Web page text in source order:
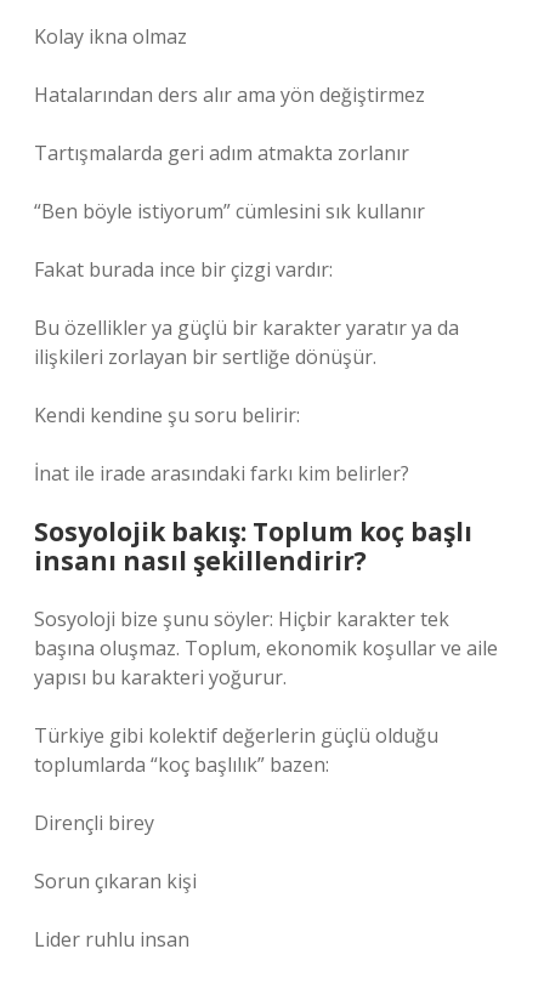
Kolay ikna olmaz
Hatalarından ders alır ama yön değiştirmez
Tartışmalarda geri adım atmakta zorlanır
“Ben böyle istiyorum” cümlesini sık kullanır
Fakat burada ince bir çizgi vardır:
Bu özellikler ya güçlü bir karakter yaratır ya da
ilişkileri zorlayan bir sertliğe dönüşür.
Kendi kendine şu soru belirir:
İnat ile irade arasındaki farkı kim belirler?
Sosyolojik bakış: Toplum koç başlı
insanı nasıl şekillendirir?
Sosyoloji bize şunu söyler: Hiçbir karakter tek
başına oluşmaz. Toplum, ekonomik koşullar ve aile
yapısı bu karakteri yoğurur.
Türkiye gibi kolektif değerlerin güçlü olduğu
toplumlarda “koç başlılık” bazen:
Dirençli birey
Sorun çıkaran kişi
Lider ruhlu insan